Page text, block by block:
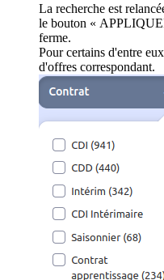
La recherche est
le bouton «
ferme.
Pour certains d'entre
d'offres correspondant.